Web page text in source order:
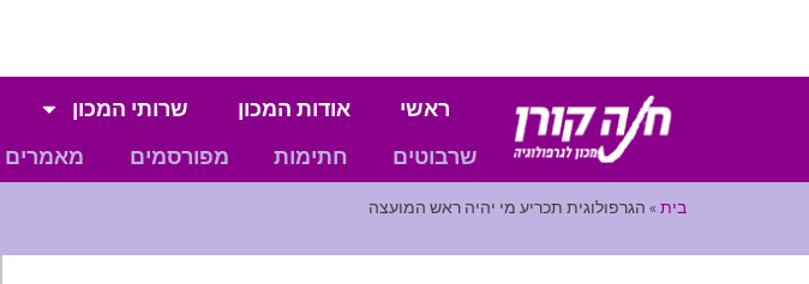
ראשי אודות המכון שרותי המכון
שרבוטים
חתימות מפורסמים מאמרים
בית » הגרפולוגית תכריע מי יהיה ראש המועצה